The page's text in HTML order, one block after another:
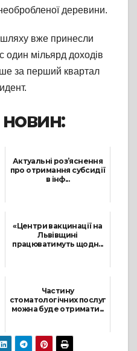
деревини.
вже принесли
один мільярд доходів
за перший квартал
Актуальні роз’яснення
про отримання субсидії
в інф...
«Центри вакцинації на
Львівщині
працюватимуть щодн...
Частину
стоматологічних послуг
можна буде отримати...
13 Травня, 2021